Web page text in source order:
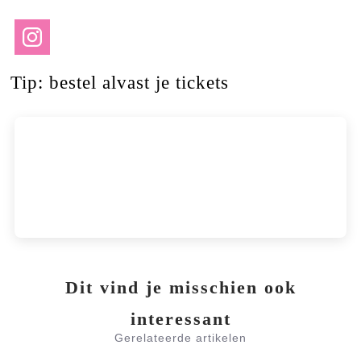
Tip: bestel alvast je tickets
Dit vind je misschien ook
interessant
Gerelateerde artikelen